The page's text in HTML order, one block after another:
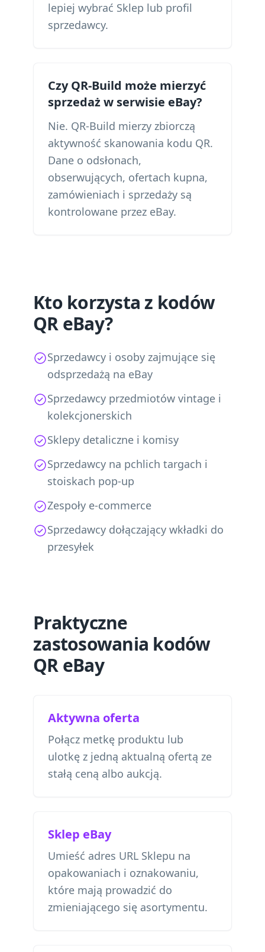
lepiej wybrać Sklep lub profil
sprzedawcy.
Czy QR-Build może mierzyć
sprzedaż w serwisie eBay?
Nie. QR-Build mierzy zbiorczą
aktywność skanowania kodu QR.
Dane o odsłonach,
obserwujących, ofertach kupna,
zamówieniach i sprzedaży są
kontrolowane przez eBay.
Kto korzysta z kodów
QR eBay?
Sprzedawcy i osoby zajmujące się
odsprzedażą na eBay
Sprzedawcy przedmiotów vintage i
kolekcjonerskich
Sklepy detaliczne i komisy
Sprzedawcy na pchlich targach i
stoiskach pop-up
Zespoły e-commerce
Sprzedawcy dołączający wkładki do
przesyłek
Praktyczne
zastosowania kodów
QR eBay
Aktywna oferta
Połącz metkę produktu lub
ulotkę z jedną aktualną ofertą ze
stałą ceną albo aukcją.
Sklep eBay
Umieść adres URL Sklepu na
opakowaniach i oznakowaniu,
które mają prowadzić do
zmieniającego się asortymentu.